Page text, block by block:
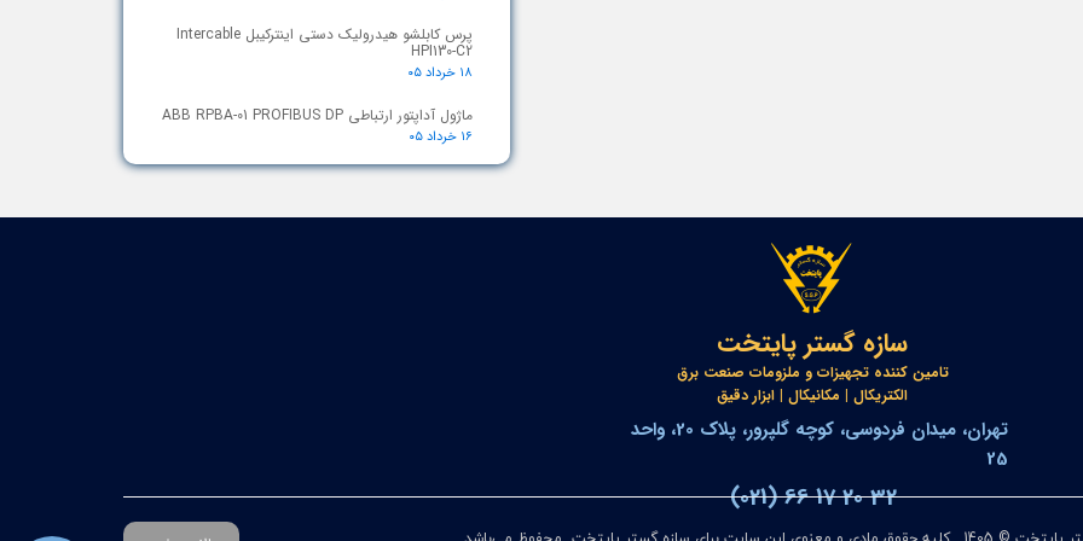
پرس کابلشو هیدرولیک دستی اینترکیبل Intercable
HPI130-C2
۱۸ خرداد ۰۵
ماژول آداپتور ارتباطی ABB RPBA-01 PROFIBUS DP
۱۶ خرداد ۰۵
سازه گستر پایتخت
(021) 66 17 20 32
تهران، میدان فردوسی، کوچه گلپرور، پلاک 20، واحد
25
تامین کننده تجهیزات و ملزومات صنعت برق
​​​​​​​الکتریکال | مکانیکال | ابزار دقیق